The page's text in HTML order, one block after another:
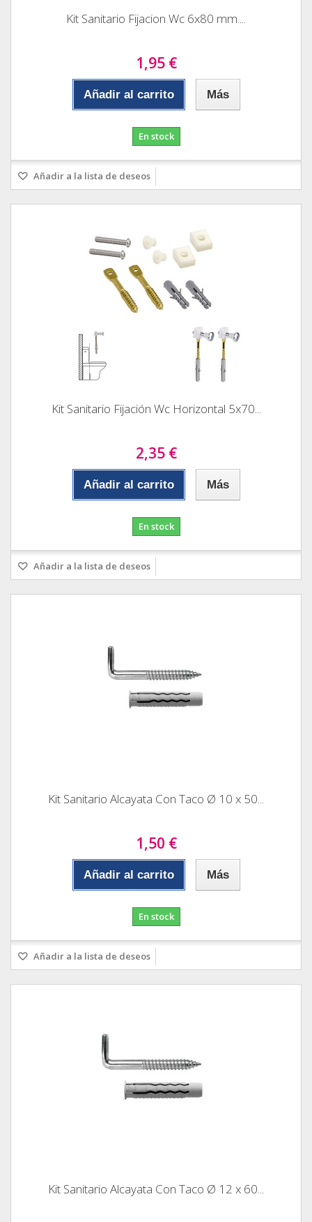
Kit Sanitario Fijacion Wc 6x80 mm....
1,95 €
Añadir al carrito Más
En stock
Añadir a la lista de deseos
Kit Sanitario Fijación Wc Horizontal 5x70...
2,35 €
Añadir al carrito Más
En stock
Añadir a la lista de deseos
Kit Sanitario Alcayata Con Taco Ø 10 x 50...
1,50 €
Añadir al carrito Más
En stock
Añadir a la lista de deseos
Kit Sanitario Alcayata Con Taco Ø 12 x 60...